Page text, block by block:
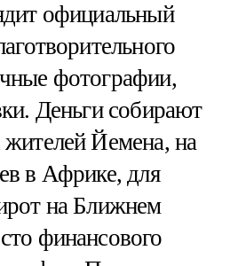
официальный
фотографии,
Деньги собирают
Йемена, на
в Африке, для
на Ближнем
финансового